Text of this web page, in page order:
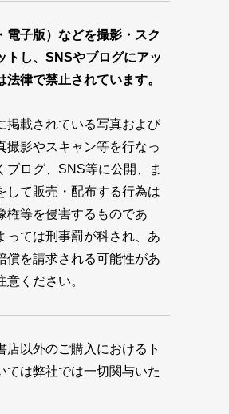
電子版）などを撮影・スク
トし、SNSやブログにアッ
法律で禁止されています。
掲載されている写真および
撮影やスキャン等を行なっ
ブログ、SNS等に公開、ま
して販売・配布する行為は
権等を侵害するものであ
っては刑事罰が科され、あ
償を請求される可能性があ
意ください。
店以外のご購入におけるト
ては弊社では一切関与いた